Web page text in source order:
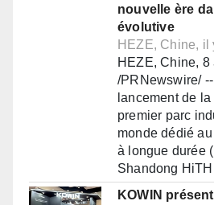
nouvelle ère
évolutive
HEZE, Chine, il
HEZE, Chine, 8
/PRNewswire/
lancement de
premier parc
monde dédié
à longue durée
Shandong
KOWIN